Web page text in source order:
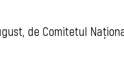
de Comitetul